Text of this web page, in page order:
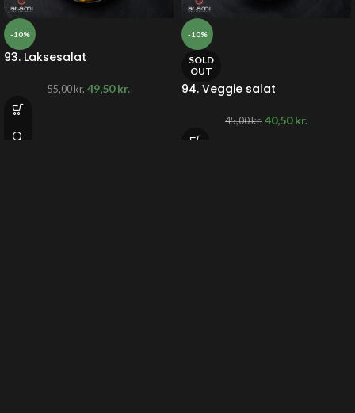
-10%
93. Laksesalat
55,00kr. 49,50kr.
-10%
SOLD
OUT
94. Veggie salat
45,00kr. 40,50kr.